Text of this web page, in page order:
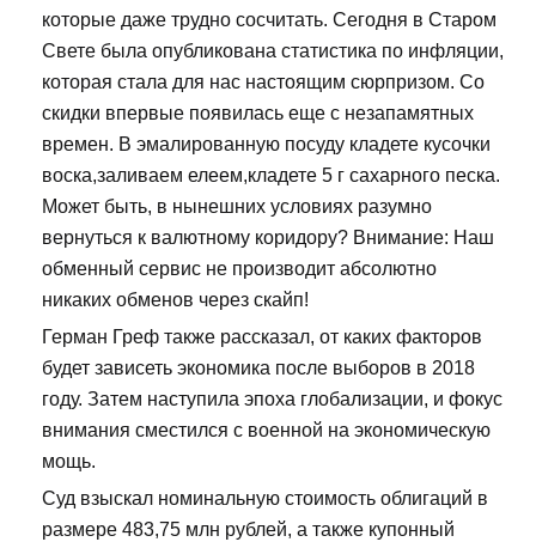
которые даже трудно сосчитать. Сегодня в Старом
Свете была опубликована статистика по инфляции,
которая стала для нас настоящим сюрпризом. Со
скидки впервые появилась еще с незапамятных
времен. В эмалированную посуду кладете кусочки
воска,заливаем елеем,кладете 5 г сахарного песка.
Может быть, в нынешних условиях разумно
вернуться к валютному коридору? Внимание: Наш
обменный сервис не производит абсолютно
никаких обменов через скайп!
Герман Греф также рассказал, от каких факторов
будет зависеть экономика после выборов в 2018
году. Затем наступила эпоха глобализации, и фокус
внимания сместился с военной на экономическую
мощь.
Суд взыскал номинальную стоимость облигаций в
размере 483,75 млн рублей, а также купонный